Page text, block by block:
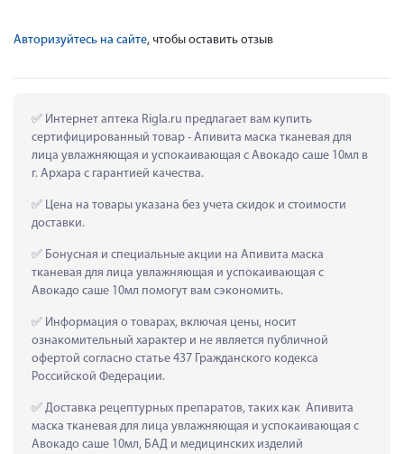
Авторизуйтесь на сайте, чтобы оставить отзыв
Интернет аптека Rigla.ru предлагает вам купить
сертифицированный товар - Апивита маска тканевая для
лица увлажняющая и успокаивающая с Авокадо саше 10мл в
г. Архара с гарантией качества.
Цена на товары указана без учета скидок и стоимости
доставки.
Бонусная и специальные акции на Апивита маска
тканевая для лица увлажняющая и успокаивающая с
Авокадо саше 10мл помогут вам сэкономить.
Информация о товарах, включая цены, носит
ознакомительный характер и не является публичной
офертой согласно статье 437 Гражданского кодекса
Российской Федерации.
Доставка рецептурных препаратов, таких как  Апивита
маска тканевая для лица увлажняющая и успокаивающая с
Авокадо саше 10мл, БАД и медицинских изделий